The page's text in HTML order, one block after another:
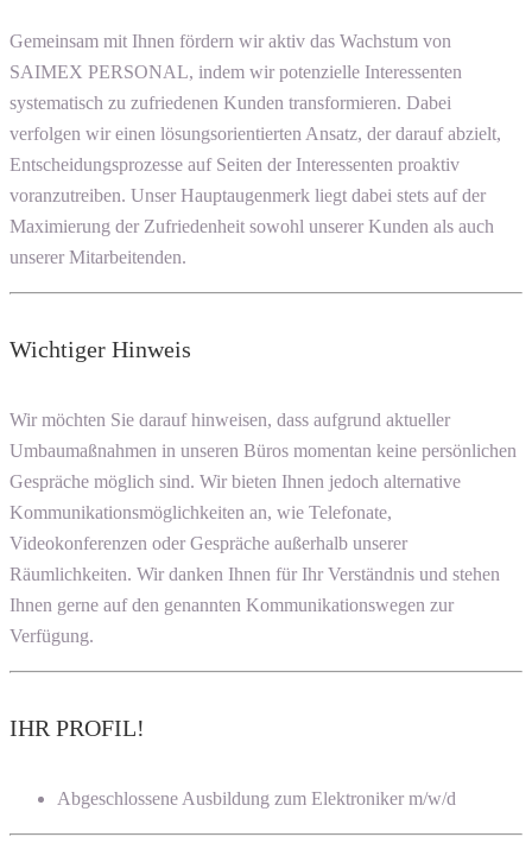
Gemeinsam mit Ihnen fördern wir aktiv das Wachstum von
SAIMEX PERSONAL, indem wir potenzielle Interessenten
systematisch zu zufriedenen Kunden transformieren. Dabei
verfolgen wir einen lösungsorientierten Ansatz, der darauf abzielt,
Entscheidungsprozesse auf Seiten der Interessenten proaktiv
voranzutreiben. Unser Hauptaugenmerk liegt dabei stets auf der
Maximierung der Zufriedenheit sowohl unserer Kunden als auch
unserer Mitarbeitenden.
Wichtiger Hinweis
Wir möchten Sie darauf hinweisen, dass aufgrund aktueller
Umbaumaßnahmen in unseren Büros momentan keine persönlichen
Gespräche möglich sind. Wir bieten Ihnen jedoch alternative
Kommunikationsmöglichkeiten an, wie Telefonate,
Videokonferenzen oder Gespräche außerhalb unserer
Räumlichkeiten. Wir danken Ihnen für Ihr Verständnis und stehen
Ihnen gerne auf den genannten Kommunikationswegen zur
Verfügung.
IHR PROFIL!
Abgeschlossene Ausbildung zum Elektroniker m/w/d